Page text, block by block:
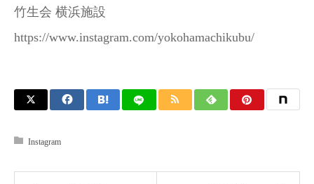
竹生会 横浜施設
https://www.instagram.com/yokohamachikubu/
Instagram